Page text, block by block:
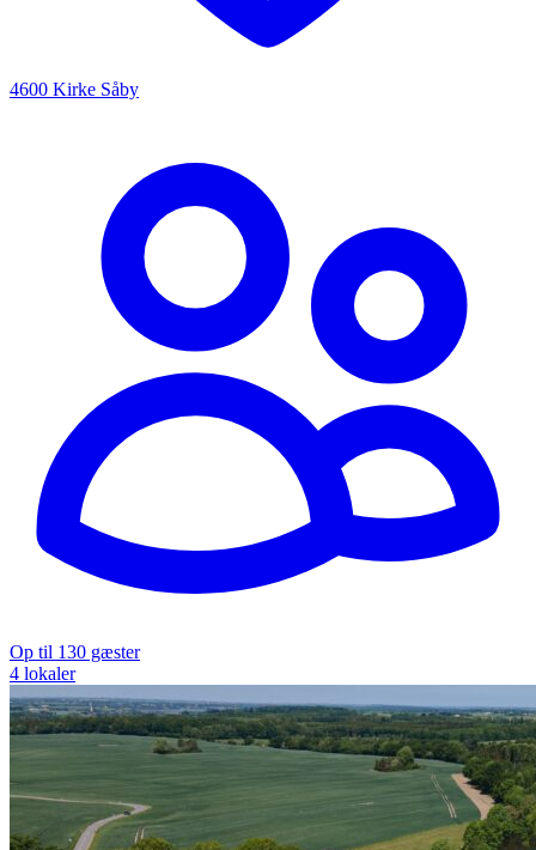
4600 Kirke Såby
Op til 130 gæster
4 lokaler